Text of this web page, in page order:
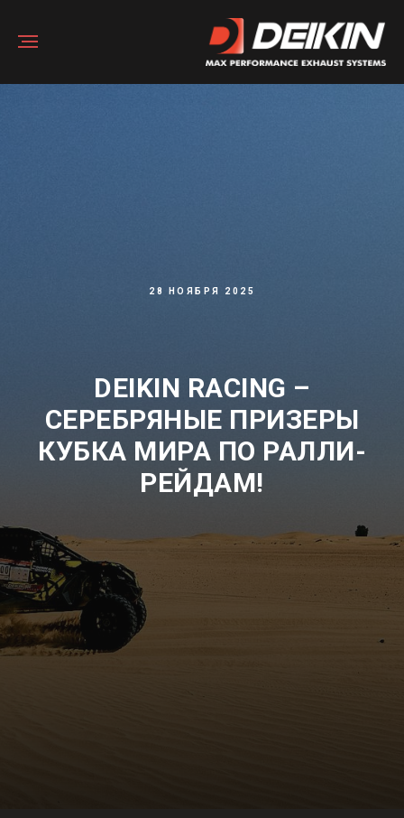
28 НОЯБРЯ 2025
DEIKIN RACING –
СЕРЕБРЯНЫЕ ПРИЗЕРЫ
КУБКА МИРА ПО РАЛЛИ-
РЕЙДАМ!